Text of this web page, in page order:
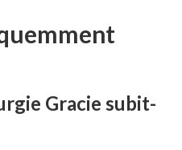
Gracie subit-